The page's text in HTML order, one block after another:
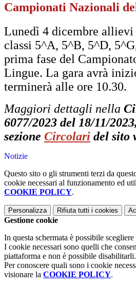
Campionati Nazionali
Lunedì 4 dicembre
classi 5^A, 5^B, 5^D,
prima fase del
Lingue. La gara avrà
terminerà alle ore 10.30.
Maggiori dettagli nella
6077/2023 del 18/11/
sezione Circolari del sito
Notizie
Questo sito o gli strumenti terzi da
cookie necessari al funzionamento ed
COOKIE POLICY.
Personalizza Rifiuta tutti i cookies
Gestione cookie
In questa schermata è possibile
I cookie necessari sono quelli che
piattaforma e non è possibile disabilitarli.
Per conoscere quali sono i cookie
visionare la COOKIE POLICY.